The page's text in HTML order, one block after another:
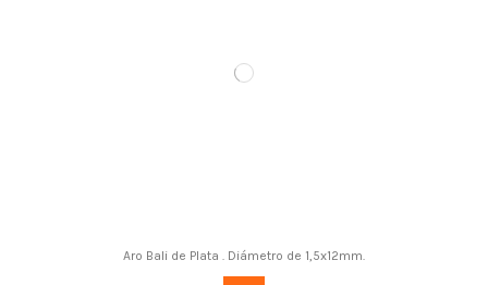
Aro Bali de Plata . Diámetro de 1,5x12mm.